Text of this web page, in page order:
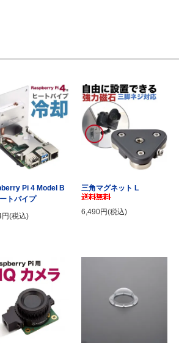
Pi 4 Model B
トパイプ
(税込)
三角マグネット L
6,490円(税込)